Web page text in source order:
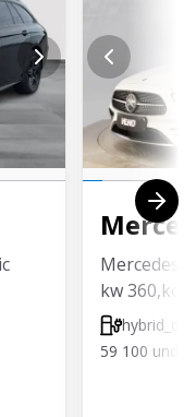
Mercedes-
kw
59 100